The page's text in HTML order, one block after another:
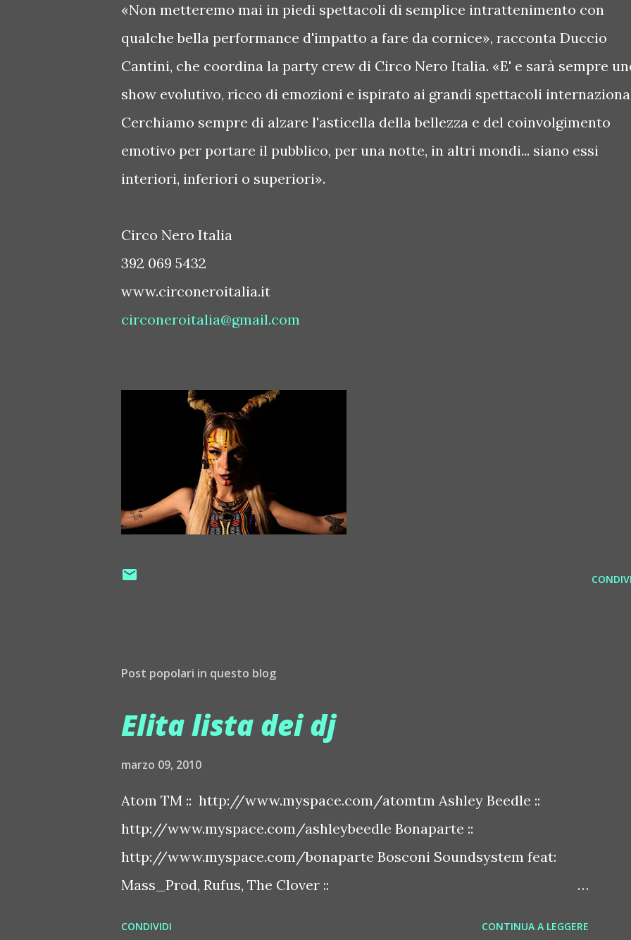
«Non metteremo mai in piedi spettacoli di semplice intrattenimento con
qualche bella performance d'impatto a fare da cornice», racconta Duccio
Cantini, che coordina la party crew di Circo Nero Italia. «E' e sarà sempre
show evolutivo, ricco di emozioni e ispirato ai grandi spettacoli
Cerchiamo sempre di alzare l'asticella della bellezza e del coinvolgimento
emotivo per portare il pubblico, per una notte, in altri mondi... siano essi
interiori, inferiori o superiori».
Circo Nero Italia
392 069 5432
www.circoneroitalia.it
circoneroitalia@gmail.com
Post popolari in questo blog
Elita lista dei dj
marzo 09, 2010
Atom TM :: http://www.myspace.com/atomtm Ashley Beedle ::
http://www.myspace.com/ashleybeedle Bonaparte ::
http://www.myspace.com/bonaparte Bosconi Soundsystem feat:
Mass_Prod, Rufus, The Clover ::
CONDIVIDI CONTINUA A LEGGERE